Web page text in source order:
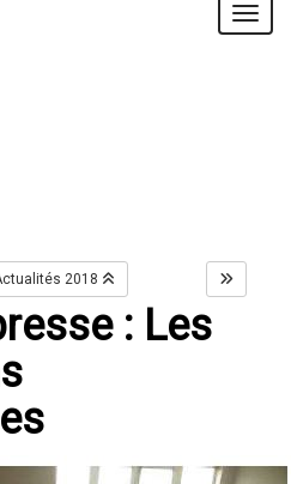
MENU
2018
: Les